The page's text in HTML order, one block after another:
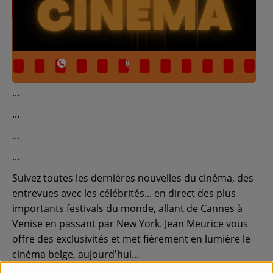
Contact
Régie Publicitaire
Recherche d'un titre
SE CONNECTER
Suivez toutes les dernières nouvelles du cinéma, des
entrevues avec les célébrités... en direct des plus
importants festivals du monde, allant de Cannes à
Venise en passant par New York. Jean Meurice vous
offre des exclusivités et met fièrement en lumière le
cinéma belge, aujourd'hui